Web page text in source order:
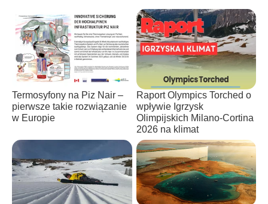
Termosyfony na Piz Nair –
pierwsze takie rozwiązanie
w Europie
Raport Olympics Torched o
wpływie Igrzysk
Olimpijskich Milano-Cortina
2026 na klimat